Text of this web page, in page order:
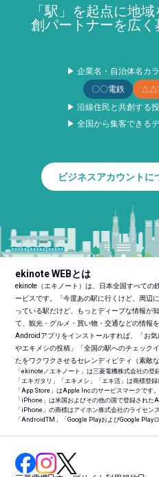
「駅」を起点に地
創パートナーを広く
▶ 企業名・自治体名カ
〇〇電鉄
△△
▶ 沿線住民と共創する
▶ 全国から集客できる
ビジネスアカウントに
ekinote WEBとは
ekinote（エキノート）は、日本全国すべての
ービスです。「今度あの駅に行くけど、周辺
っている駅だけど、もっとディープな情報が
て、観光・グルメ・買い物・交通などの情報
Androidアプリをインストールすれば、「お
やエキメシの投稿」「全国の駅へのチェック
たをワクワクさせるセレンディピティ（素敵
「ekinote／エキノート」は三菱電機株式会社の登
「エキガタリ」「エキメシ」「エキ活」は商標登録
「App Store」はApple Inc.のサービスマークです。
「iPhone」は米国およびその他の国で登録された
「iPhone」の商標はアイホン株式会社のライセン
「AndroidTM 」「Google PlayおよびGoogle Play